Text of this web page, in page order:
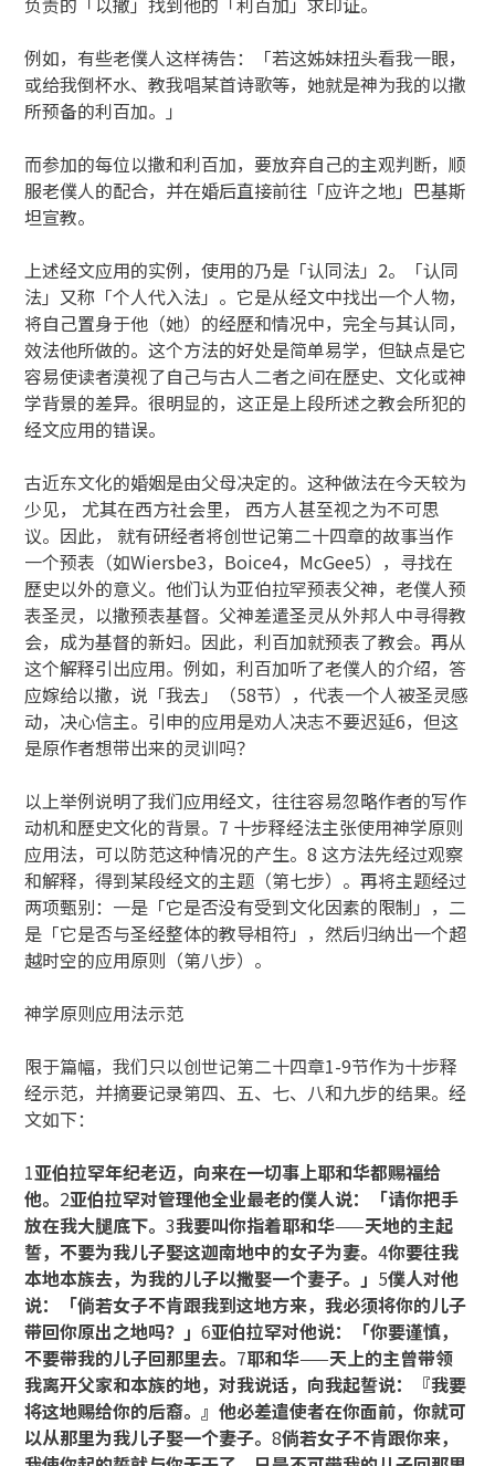
例如，有些老僕人这样祷告：「若这姊妹扭头看我一眼，
或给我倒杯水、教我唱某首诗歌等，她就是神为我的以撒
所预备的利百加。」
而参加的每位以撒和利百加，要放弃自己的主观判断，顺
服老僕人的配合，并在婚后直接前往「应许之地」巴基斯
坦宣教。
上述经文应用的实例，使用的乃是「认同法」2。「认同
法」又称「个人代入法」。它是从经文中找出一个人物，
将自己置身于他（她）的经歷和情况中，完全与其认同，
效法他所做的。这个方法的好处是简单易学，但缺点是它
容易使读者漠视了自己与古人二者之间在歷史、文化或神
学背景的差异。很明显的，这正是上段所述之教会所犯的
经文应用的错误。
古近东文化的婚姻是由父母决定的。这种做法在今天较为
少见， 尤其在西方社会里， 西方人甚至视之为不可思
议。因此， 就有研经者将创世记第二十四章的故事当作
一个预表（如Wiersbe3，Boice4，McGee5），寻找在
歷史以外的意义。他们认为亚伯拉罕预表父神，老僕人预
表圣灵，以撒预表基督。父神差遣圣灵从外邦人中寻得教
会，成为基督的新妇。因此，利百加就预表了教会。再从
这个解释引出应用。例如，利百加听了老僕人的介绍，答
应嫁给以撒，说「我去」（58节），代表一个人被圣灵感
动，决心信主。引申的应用是劝人决志不要迟延6，但这
是原作者想带出来的灵训吗？
以上举例说明了我们应用经文，往往容易忽略作者的写作
动机和歷史文化的背景。7 十步释经法主张使用神学原则
应用法，可以防范这种情况的产生。8 这方法先经过观察
和解释，得到某段经文的主题（第七步）。再将主题经过
两项甄别：一是「它是否没有受到文化因素的限制」，二
是「它是否与圣经整体的教导相符」，然后归纳出一个超
越时空的应用原则（第八步）。
神学原则应用法示范
限于篇幅，我们只以创世记第二十四章1-9节作为十步释
经示范，并摘要记录第四、五、七、八和九步的结果。经
文如下：
1亚伯拉罕年纪老迈，向来在一切事上耶和华都赐福给
他。 2亚伯拉罕对管理他全业最老的僕人说：「请你把手
放在我大腿底下。3我要叫你指着耶和华——天地的主起
誓，不要为我儿子娶这迦南地中的女子为妻。4你要往我
本地本族去，为我的儿子以撒娶一个妻子。」 5僕人对他
说：「倘若女子不肯跟我到这地方来，我必须将你的儿子
带回你原出之地吗？」6亚伯拉罕对他说：「你要谨慎，
不要带我的儿子回那里去。 7耶和华——天上的主曾带领
我离开父家和本族的地，对我说话，向我起誓说：『我要
将这地赐给你的后裔。』他必差遣使者在你面前，你就可
以从那里为我儿子娶一个妻子。8倘若女子不肯跟你来，